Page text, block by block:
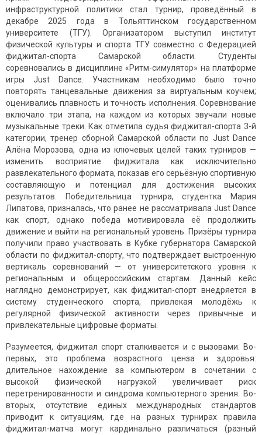
инфраструктурной политики стал турнир, проведённый в
декабре 2025 года в Тольяттинском государственном
университете (ТГУ). Организатором выступил институт
физической культуры и спорта ТГУ совместно с Федерацией
фиджитал-спорта Самарской области. Студенты
соревновались в дисциплине «Ритм-симулятор» на платформе
игры Just Dance. Участникам необходимо было точно
повторять танцевальные движения за виртуальным коучем;
оценивались плавность и точность исполнения. Соревнование
включало три этапа, на каждом из которых звучали новые
музыкальные треки. Как отметила судья фиджитал-спорта 3-й
категории, тренер сборной Самарской области по Just Dance
Алёна Морозова, одна из ключевых целей таких турниров —
изменить восприятие фиджитала как исключительно
развлекательного формата, показав его серьёзную спортивную
составляющую и потенциал для достижения высоких
результатов. Победительница турнира, студентка Мария
Липатова, призналась, что ранее не рассматривала Just Dance
как спорт, однако победа мотивировала её продолжить
движение и выйти на региональный уровень. Призёры турнира
получили право участвовать в Кубке губернатора Самарской
области по фиджитал-спорту, что подтверждает выстроенную
вертикаль соревнований — от университетского уровня к
региональным и общероссийским стартам. Данный кейс
наглядно демонстрирует, как фиджитал-спорт внедряется в
систему студенческого спорта, привлекая молодёжь к
регулярной физической активности через привычные и
привлекательные цифровые форматы.
Разумеется, фиджитал спорт сталкивается и с вызовами. Во-
первых, это проблема возрастного ценза и здоровья:
длительное нахождение за компьютером в сочетании с
высокой физической нагрузкой увеличивает риск
перетренированности и синдрома компьютерного зрения. Во-
вторых, отсутствие единых международных стандартов
приводит к ситуациям, где на разных турнирах правила
фиджитал-матча могут кардинально различаться (разный